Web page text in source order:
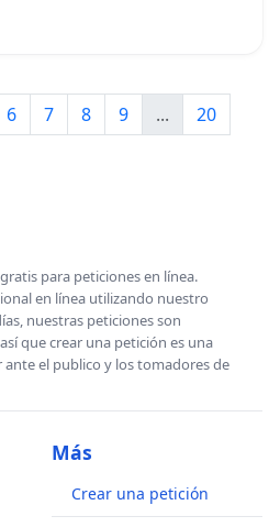
6 7 8 9 ...
20
para peticiones en línea.
en línea utilizando nuestro
nuestras peticiones son
que crear una petición es una
el publico y los tomadores de
Más
Crear una petición